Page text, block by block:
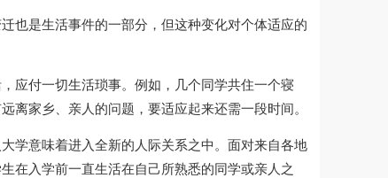
也是生活事件的一部分，但这种变化对个体适应的
应付一切生活琐事。例如，几个同学共住一个寝
离家乡、亲人的问题，要适应起来还需一段时间。
学意味着进入全新的人际关系之中。面对来自各地
在入学前一直生活在自己所熟悉的同学或亲人之